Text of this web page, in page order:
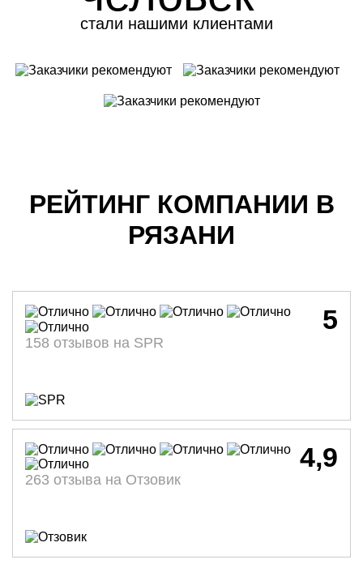
стали нашими клиентами
РЕЙТИНГ КОМПАНИИ В
РЯЗАНИ
5
158 отзывов на SPR
4,9
263 отзыва на Отзовик